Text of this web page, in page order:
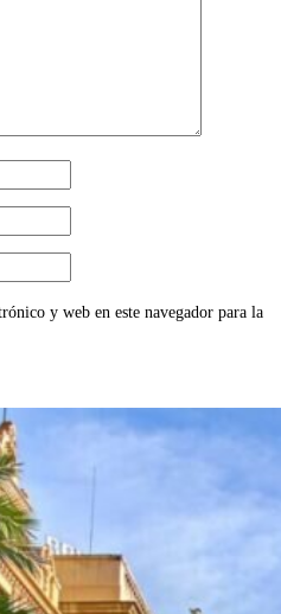
y web en este navegador para la